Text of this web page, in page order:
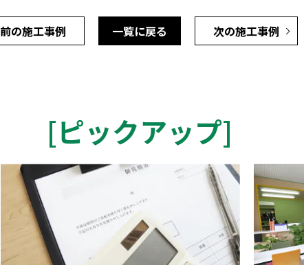
前の施工事例 次の施工事例
一覧に戻る
[ピックアップ]